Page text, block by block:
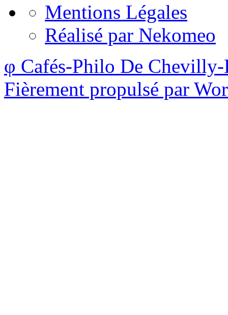
Mentions Légales
Réalisé par Nekomeo
φ Cafés-Philo De
Fièrement propulsé par